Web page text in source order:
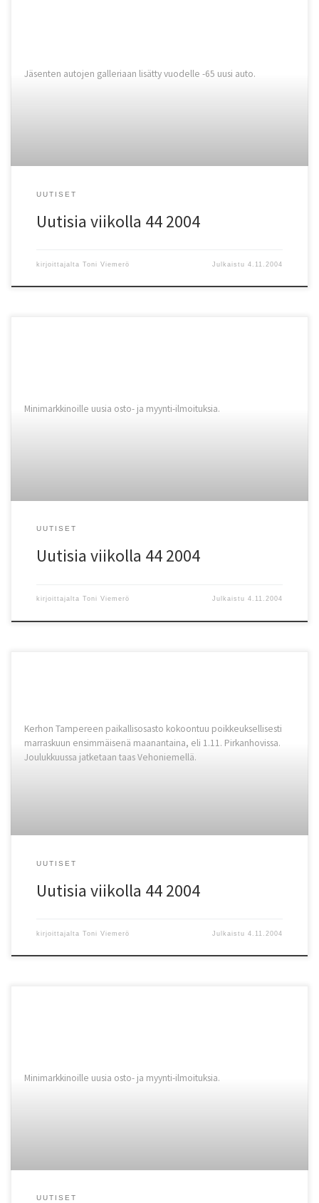
Jäsenten autojen galleriaan lisätty vuodelle -65 uusi auto.
UUTISET
Uutisia viikolla 44 2004
kirjoittajalta Toni Viemerö Julkaistu4.11.2004
Minimarkkinoille uusia osto- ja myynti-ilmoituksia.
UUTISET
Uutisia viikolla 44 2004
kirjoittajalta Toni Viemerö Julkaistu4.11.2004
Kerhon Tampereen paikallisosasto kokoontuu poikkeuksellisesti
marraskuun ensimmäisenä maanantaina, eli 1.11. Pirkanhovissa.
Joulukkuussa jatketaan taas Vehoniemellä.
UUTISET
Uutisia viikolla 44 2004
kirjoittajalta Toni Viemerö Julkaistu4.11.2004
Minimarkkinoille uusia osto- ja myynti-ilmoituksia.
UUTISET